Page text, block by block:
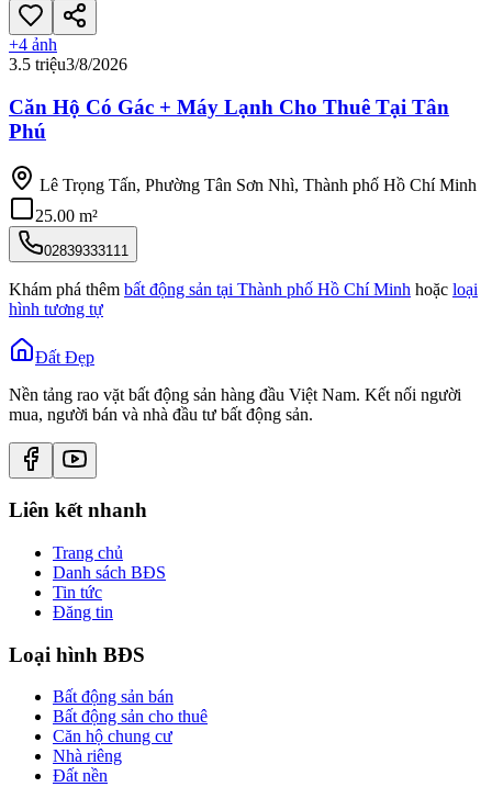
+4 ảnh
3.5 triệu3/8/2026
Căn Hộ Có Gác + Máy Lạnh Cho Thuê Tại Tân
Phú
Lê Trọng Tấn, Phường Tân Sơn Nhì, Thành phố Hồ Chí Minh
25.00 m²
02839333111
Khám phá thêm bất động sản tại Thành phố Hồ Chí Minh hoặc loại
hình tương tự
Đất Đẹp
Nền tảng rao vặt bất động sản hàng đầu Việt Nam. Kết nối người
mua, người bán và nhà đầu tư bất động sản.
Liên kết nhanh
Trang chủ
Danh sách BĐS
Tin tức
Đăng tin
Loại hình BĐS
Bất động sản bán
Bất động sản cho thuê
Căn hộ chung cư
Nhà riêng
Đất nền